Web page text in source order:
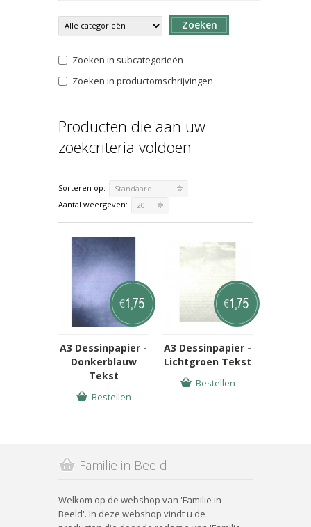
Zoeken
Zoeken in subcategorieën
Zoeken in productomschrijvingen
Producten die aan uw
zoekcriteria voldoen
Sorteren op:
Standaard
Aantal weergeven:
20
A3 Dessinpapier -
Donkerblauw
Tekst
€1,75
Bestellen
A3 Dessinpapier -
Lichtgroen Tekst
€1,75
Bestellen
Familie in Beeld
Welkom op de webshop van 'Familie in
Beeld'. In deze webshop vindt u de